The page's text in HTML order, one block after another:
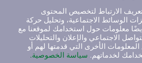
الارتباط لتخصيص المحتوى
الوسائط الاجتماعية، وتحليل حركة
معلومات حول استخدامك لموقعنا مع
الاجتماعي والإعلان والتحليلات
الأخرى التي قدمتها لهم أو
لخدماتهم. سياسة الخصوصية.